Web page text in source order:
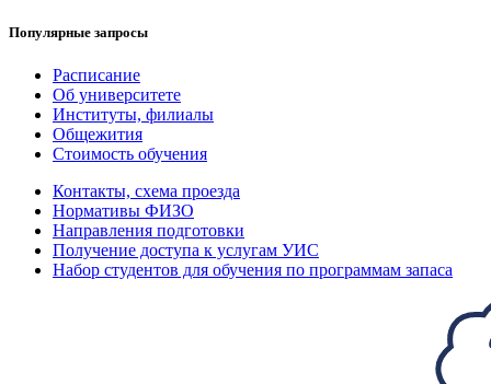
Популярные запросы
Расписание
Об университете
Институты, филиалы
Общежития
Стоимость обучения
Контакты, схема проезда
Нормативы ФИЗО
Направления подготовки
Получение доступа к услугам УИС
Набор студентов для обучения по программам запаса